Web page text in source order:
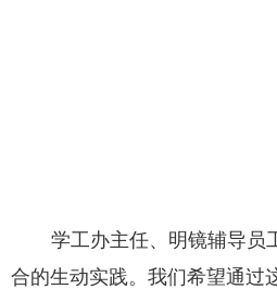
学工办主任、明镜辅导员
合的生动实践。我们希望通过